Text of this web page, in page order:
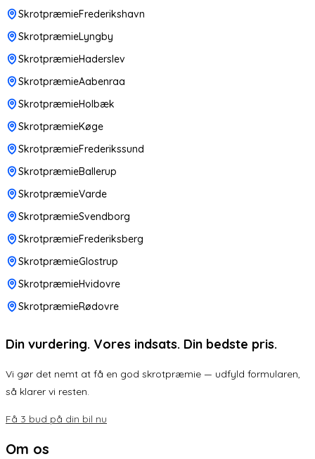
SkrotpræmieFrederikshavn
SkrotpræmieLyngby
SkrotpræmieHaderslev
SkrotpræmieAabenraa
SkrotpræmieHolbæk
SkrotpræmieKøge
SkrotpræmieFrederikssund
SkrotpræmieBallerup
SkrotpræmieVarde
SkrotpræmieSvendborg
SkrotpræmieFrederiksberg
SkrotpræmieGlostrup
SkrotpræmieHvidovre
SkrotpræmieRødovre
Din vurdering. Vores indsats. Din bedste pris.
Vi gør det nemt at få en god skrotpræmie — udfyld formularen,
så klarer vi resten.
Få 3 bud på din bil nu
Om os